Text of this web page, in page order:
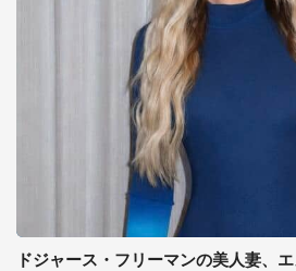
ドジャース・フリーマンの美人妻、